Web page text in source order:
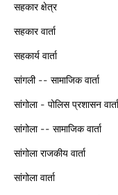
सहकार क्षेत्र
सहकार वार्ता
सहकार्य वार्ता
सांगली -- सामाजिक वार्ता
सांगोला - पोलिस प्रशासन वार्ता
सांगोला -- सामाजिक वार्ता
सांगोला राजकीय वार्ता
सांगोला वार्ता